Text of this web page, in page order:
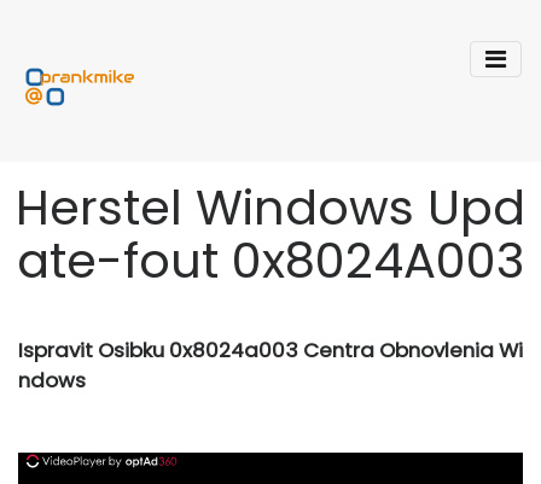
Herstel Windows Upd
ate-fout 0x8024A003
Ispravit Osibku 0x8024a003 Centra Obnovlenia Wi
ndows